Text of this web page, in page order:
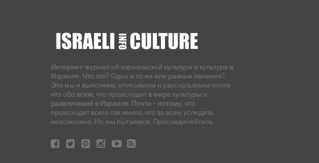
Интернет-журнал об израильской культуре и культуре в
Израиле. Что это? Одно и то же или разные явления?
Это мы и выясняем, описываем и рассказываем почти
что обо всем, что происходит в мире культуры и
развлечений в Израиле. Почти - потому, что
происходит всего так много, что за всем уследить
невозможно. Но мы пытаемся. Присоединяйтесь.